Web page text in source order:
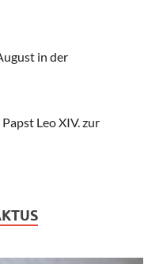
in der
Leo XIV. zur